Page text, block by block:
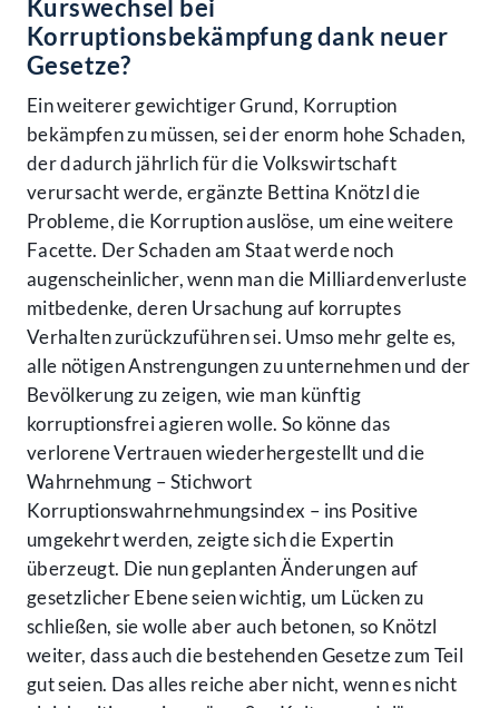
Kurswechsel bei
Korruptionsbekämpfung dank neuer
Gesetze?
Ein weiterer gewichtiger Grund, Korruption
bekämpfen zu müssen, sei der enorm hohe Schaden,
der dadurch jährlich für die Volkswirtschaft
verursacht werde, ergänzte Bettina Knötzl die
Probleme, die Korruption auslöse, um eine weitere
Facette. Der Schaden am Staat werde noch
augenscheinlicher, wenn man die Milliardenverluste
mitbedenke, deren Ursachung auf korruptes
Verhalten zurückzuführen sei. Umso mehr gelte es,
alle nötigen Anstrengungen zu unternehmen und der
Bevölkerung zu zeigen, wie man künftig
korruptionsfrei agieren wolle. So könne das
verlorene Vertrauen wiederhergestellt und die
Wahrnehmung – Stichwort
Korruptionswahrnehmungsindex – ins Positive
umgekehrt werden, zeigte sich die Expertin
überzeugt. Die nun geplanten Änderungen auf
gesetzlicher Ebene seien wichtig, um Lücken zu
schließen, sie wolle aber auch betonen, so Knötzl
weiter, dass auch die bestehenden Gesetze zum Teil
gut seien. Das alles reiche aber nicht, wenn es nicht